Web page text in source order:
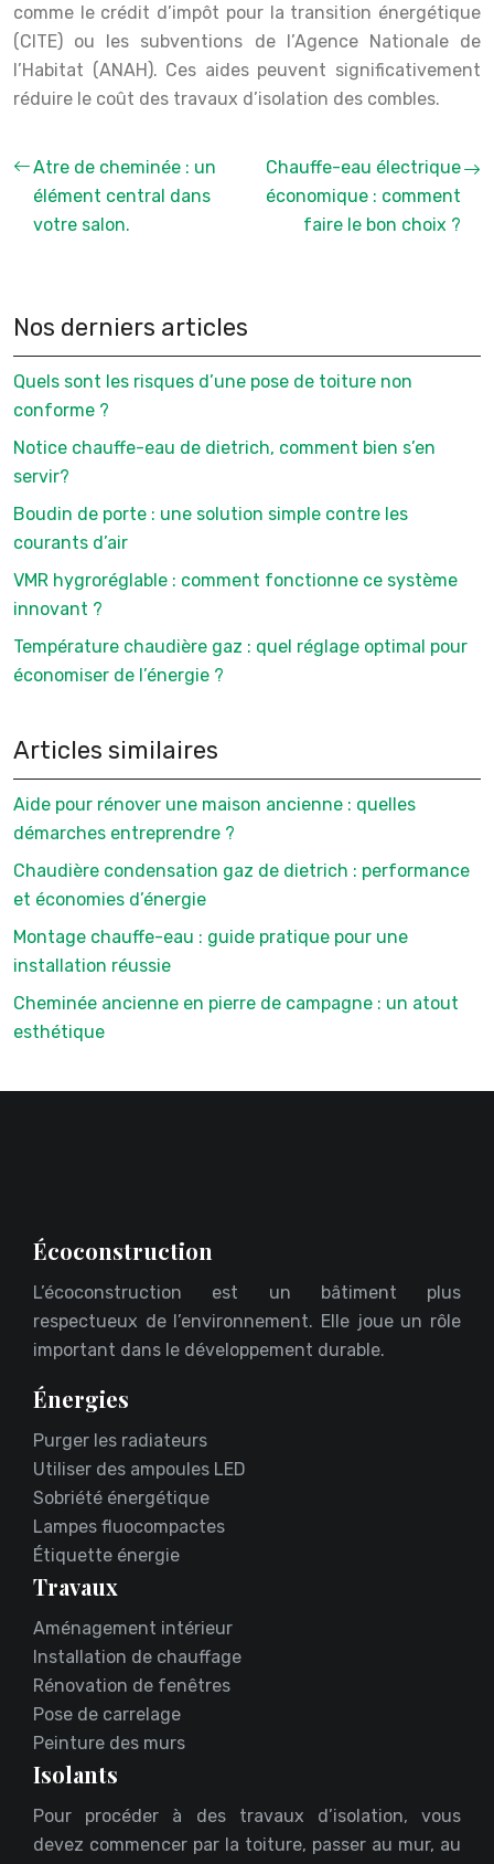
comme le crédit d’impôt pour la transition énergétique
(CITE) ou les subventions de l’Agence Nationale de
l’Habitat (ANAH). Ces aides peuvent significativement
réduire le coût des travaux d’isolation des combles.
Atre de cheminée : un
élément central dans
votre salon.
Chauffe-eau électrique
économique : comment
faire le bon choix ?
Nos derniers articles
Quels sont les risques d’une pose de toiture non
conforme ?
Notice chauffe-eau de dietrich, comment bien s’en
servir?
Boudin de porte : une solution simple contre les
courants d’air
VMR hygroréglable : comment fonctionne ce système
innovant ?
Température chaudière gaz : quel réglage optimal pour
économiser de l’énergie ?
Articles similaires
Aide pour rénover une maison ancienne : quelles
démarches entreprendre ?
Chaudière condensation gaz de dietrich : performance
et économies d’énergie
Montage chauffe-eau : guide pratique pour une
installation réussie
Cheminée ancienne en pierre de campagne : un atout
esthétique
Écoconstruction
L’écoconstruction est un bâtiment plus
respectueux de l’environnement. Elle joue un rôle
important dans le développement durable.
Énergies
Purger les radiateurs
Utiliser des ampoules LED
Sobriété énergétique
Lampes fluocompactes
Étiquette énergie
Travaux
Aménagement intérieur
Installation de chauffage
Rénovation de fenêtres
Pose de carrelage
Peinture des murs
Isolants
Pour procéder à des travaux d’isolation, vous
devez commencer par la toiture, passer au mur, au